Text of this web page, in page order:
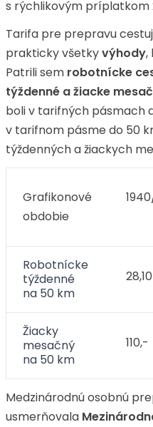
s rýchlikovým príplatkom
Tarifa pre prepravu
prakticky všetkyvýhody,
Patrili sem robotnícke
týždenné a žiacke
boli v tarifných pásmach
v tarifnom pásme do 50
týždenných a žiackych
Grafikonové
obdobie
Robotnícke
týždenné
na 50 km
28,10
Žiacky
mesačný
na 50 km
110,-
Medzinárodnú osobnú
usmerňovala